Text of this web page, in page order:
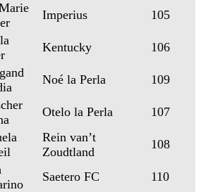
Imperius
105
Kentucky
106
Noé la Perla
109
Otelo la Perla
107
Rein van’t
Zoudtland
108
Saetero FC
110